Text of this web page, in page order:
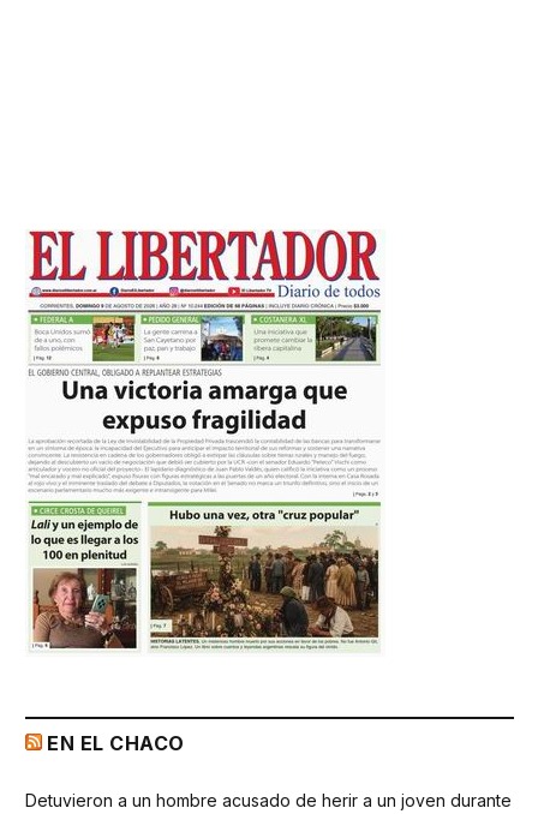
EN EL CHACO
Detuvieron a un hombre acusado de herir a un joven durante